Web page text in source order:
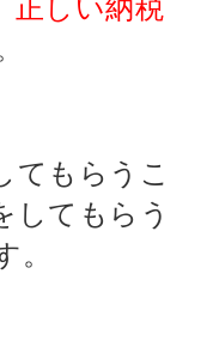
てもらうこ
してもらう